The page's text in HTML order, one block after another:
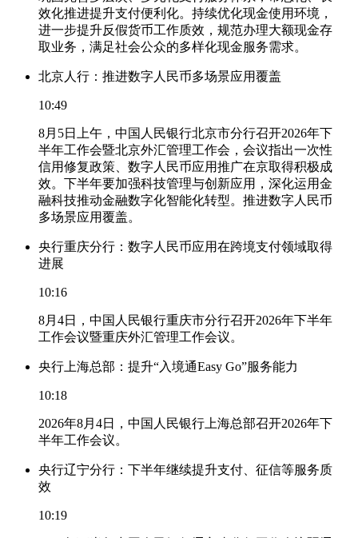
效化推进提升支付便利化。持续优化现金使用环境，
进一步提升反假货币工作质效，规范办理大额现金存
取业务，满足社会公众的多样化现金服务需求。
北京人行：推进数字人民币多场景应用覆盖
10:49
8月5日上午，中国人民银行北京市分行召开2026年下
半年工作会暨北京外汇管理工作会，会议指出一次性
信用修复政策、数字人民币应用推广在京取得积极成
效。下半年要加强科技管理与创新应用，深化运用金
融科技推动金融数字化智能化转型。推进数字人民币
多场景应用覆盖。
央行重庆分行：数字人民币应用在跨境支付领域取得
进展
10:16
8月4日，中国人民银行重庆市分行召开2026年下半年
工作会议暨重庆外汇管理工作会议。
央行上海总部：提升“入境通Easy Go”服务能力
10:18
2026年8月4日，中国人民银行上海总部召开2026年下
半年工作会议。
央行辽宁分行：下半年继续提升支付、征信等服务质
效
10:19